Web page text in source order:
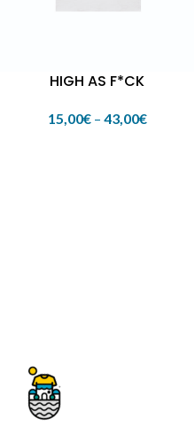
HIGH AS F*CK
15,00€ – 43,00€